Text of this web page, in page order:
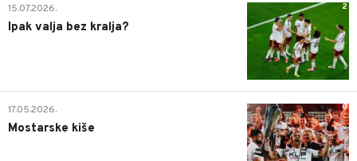
2
15.07.2026.
Ipak valja bez kralja?
0
17.05.2026.
Mostarske kiše